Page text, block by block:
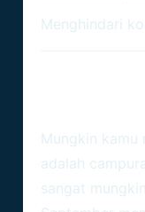
Menghindari
Mungkin kamu
adalah
sangat